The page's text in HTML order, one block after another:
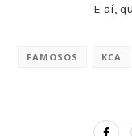
E aí,
FAMOSOS KCA